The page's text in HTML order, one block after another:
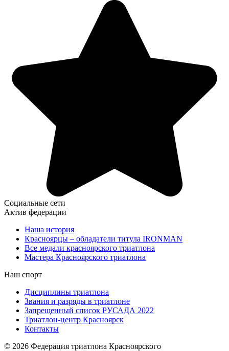
Социальные сети
Актив федерации
Наша история
Красноярцы – обладатели титула IRONMAN
Все медали красноярского триатлона
Мастера Красноярского триатлона
Наш спорт
Дисциплины триатлона
Звания и разряды в триатлоне
Запрещенный список РУСАДА 2022
Триатлон-центр Красноярск
Контакты
© 2026 Федерация триатлона Красноярского